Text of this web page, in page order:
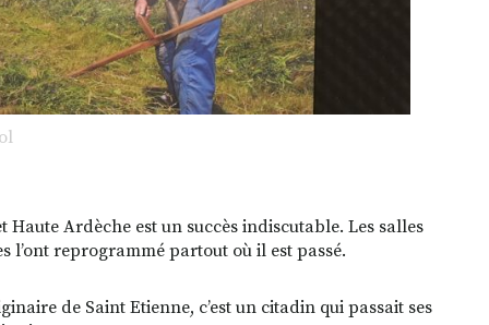
Ardèche est un succès indiscutable. Les salles
l’ont reprogrammé partout où il est passé.
de Saint Etienne, c’est un citadin qui passait ses